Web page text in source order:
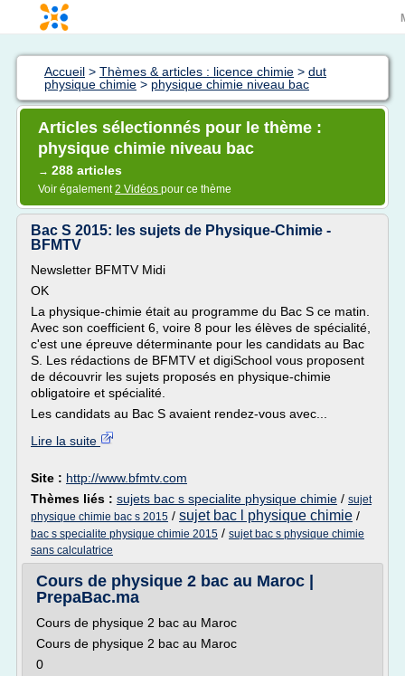
Accueil > Thèmes & articles : licence chimie > dut
physique chimie > physique chimie niveau bac
Articles sélectionnés pour le thème :
physique chimie niveau bac
→ 288 articles
Voir également2 Vidéos pour ce thème
Bac S 2015: les sujets de Physique-Chimie -
BFMTV
Newsletter BFMTV Midi
OK
La physique-chimie était au programme du Bac S ce matin.
Avec son coefficient 6, voire 8 pour les élèves de spécialité,
c'est une épreuve déterminante pour les candidats au Bac
S. Les rédactions de BFMTV et digiSchool vous proposent
de découvrir les sujets proposés en physique-chimie
obligatoire et spécialité.
Les candidats au Bac S avaient rendez-vous avec...
Lire la suite
Site : http://www.bfmtv.com
Thèmes liés : sujets bac s specialite physique chimie / sujet
physique chimie bac s 2015 / sujet bac l physique chimie /
bac s specialite physique chimie 2015 / sujet bac s physique chimie
sans calculatrice
Cours de physique 2 bac au Maroc |
PrepaBac.ma
Cours de physique 2 bac au Maroc
Cours de physique 2 bac au Maroc
0